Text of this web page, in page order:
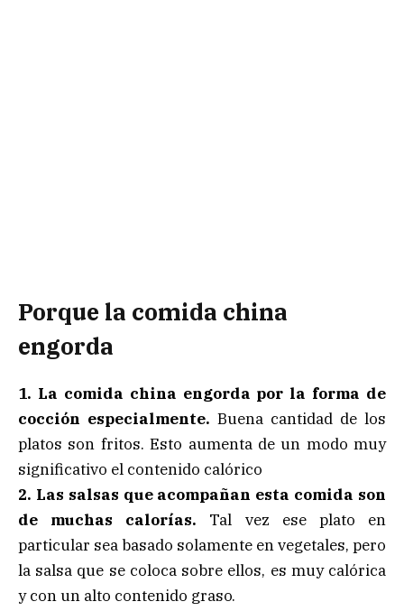
Porque la comida china
engorda
1. La comida china engorda por la forma de
cocción especialmente. Buena cantidad de los
platos son fritos. Esto aumenta de un modo muy
significativo el contenido calórico
2. Las salsas que acompañan esta comida son
de muchas calorías. Tal vez ese plato en
particular sea basado solamente en vegetales, pero
la salsa que se coloca sobre ellos, es muy calórica
y con un alto contenido graso.